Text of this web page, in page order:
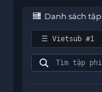
Danh sách tập